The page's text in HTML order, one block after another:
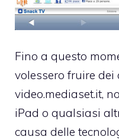
Fino a questo
volessero fruire
video.mediaset.it,
iPad o qualsiasi
causa delle